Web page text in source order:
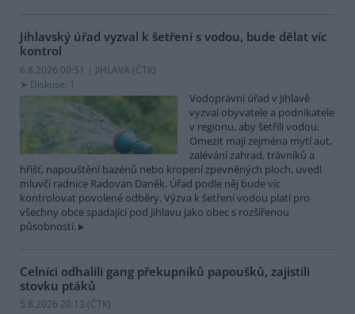
Jihlavský úřad vyzval k šetření s vodou, bude dělat víc
kontrol
6.8.2026 00:51 | JIHLAVA (ČTK)
Diskuse: 1
Vodoprávní úřad v Jihlavě
vyzval obyvatele a podnikatele
v regionu, aby šetřili vodou.
Omezit mají zejména mytí aut,
zalévání zahrad, trávníků a
hřišť, napouštění bazénů nebo kropení zpevněných ploch, uvedl
mluvčí radnice Radovan Daněk. Úřad podle něj bude víc
kontrolovat povolené odběry. Výzva k šetření vodou platí pro
všechny obce spadající pod Jihlavu jako obec s rozšířenou
působností.
Celníci odhalili gang překupníků papoušků, zajistili
stovku ptáků
5.8.2026 20:13 (ČTK)